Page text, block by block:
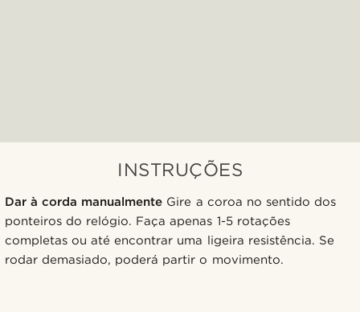
INSTRUÇÕES
Dar à corda manualmente Gire a coroa no sentido dos
ponteiros do relógio. Faça apenas 1-5 rotações
completas ou até encontrar uma ligeira resistência. Se
rodar demasiado, poderá partir o movimento.